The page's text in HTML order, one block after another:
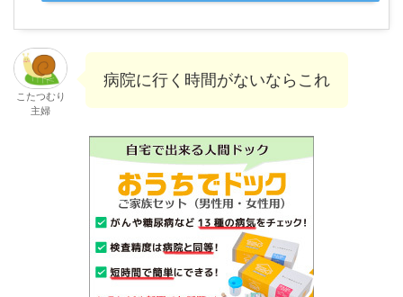
こたつむり
主婦
病院に行く時間がないならこれ